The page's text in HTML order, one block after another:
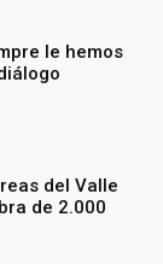
le hemos
del Valle
de 2.000